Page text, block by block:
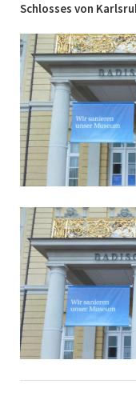
Schlosses von